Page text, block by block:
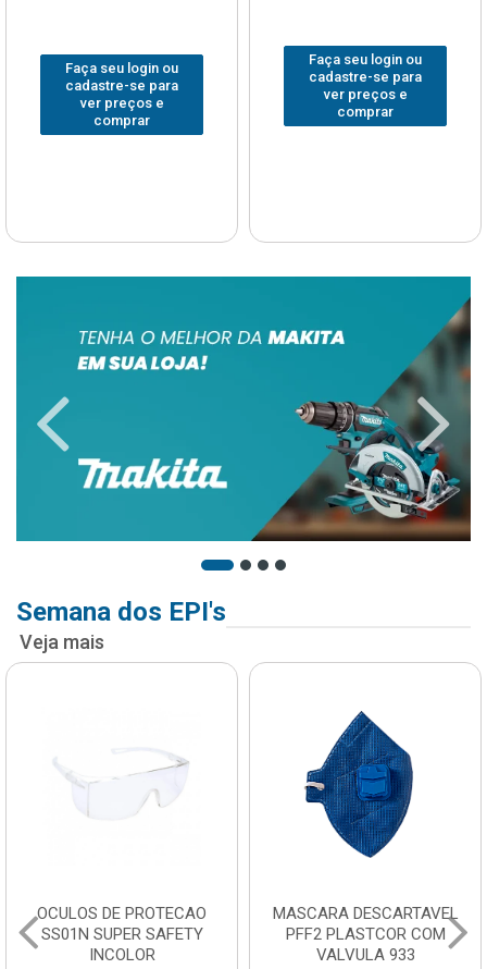
Faça seu login ou
cadastre-se para
ver preços e
comprar
Faça seu login ou
cadastre-se para
ver preços e
comprar
Semana dos EPI's
Veja mais
OCULOS DE PROTECAO
SS01N SUPER SAFETY
INCOLOR
MASCARA DESCARTAVEL
PFF2 PLASTCOR COM
VALVULA 933